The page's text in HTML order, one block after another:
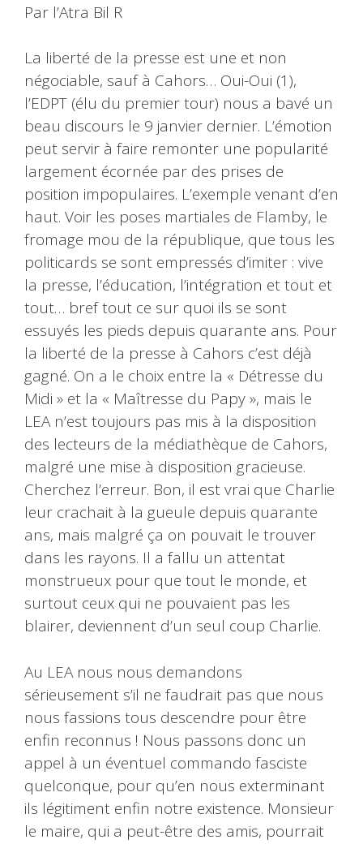
Par l’Atra Bil R
La liberté de la presse est une et non
négociable, sauf à Cahors… Oui-Oui (1),
l’EDPT (élu du premier tour) nous a bavé un
beau discours le 9 janvier dernier. L’émotion
peut servir à faire remonter une popularité
largement écornée par des prises de
position impopulaires. L’exemple venant d’en
haut. Voir les poses martiales de Flamby, le
fromage mou de la république, que tous les
politicards se sont empressés d’imiter : vive
la presse, l’éducation, l’intégration et tout et
tout… bref tout ce sur quoi ils se sont
essuyés les pieds depuis quarante ans. Pour
la liberté de la presse à Cahors c’est déjà
gagné. On a le choix entre la « Détresse du
Midi » et la « Maîtresse du Papy », mais le
LEA n’est toujours pas mis à la disposition
des lecteurs de la médiathèque de Cahors,
malgré une mise à disposition gracieuse.
Cherchez l’erreur. Bon, il est vrai que Charlie
leur crachait à la gueule depuis quarante
ans, mais malgré ça on pouvait le trouver
dans les rayons. Il a fallu un attentat
monstrueux pour que tout le monde, et
surtout ceux qui ne pouvaient pas les
blairer, deviennent d’un seul coup Charlie.
Au LEA nous nous demandons
sérieusement s’il ne faudrait pas que nous
nous fassions tous descendre pour être
enfin reconnus ! Nous passons donc un
appel à un éventuel commando fasciste
quelconque, pour qu’en nous exterminant
ils légitiment enfin notre existence. Monsieur
le maire, qui a peut-être des amis, pourrait